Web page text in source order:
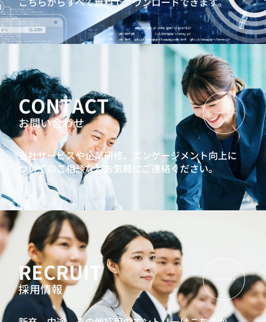
CONTACT
お問い合わせ
当社サービスや企業研修、エンゲージメント向上に
ついてのご相談などお気軽にご連絡ください。
RECRUIT
採用情報